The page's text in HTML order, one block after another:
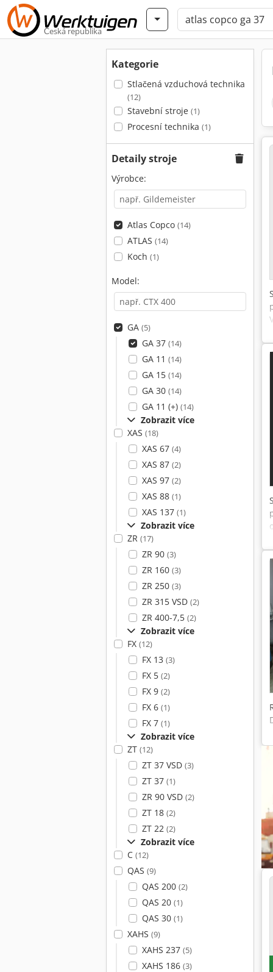
Česká republika
Kategorie
Stlačená vzduchová technika
(12)
Stavební stroje (1)
Procesní technika (1)
Detaily stroje
Výrobce:
Atlas Copco (14)
ATLAS (14)
Koch (1)
Model:
GA (5)
GA 37 (14)
GA 11 (14)
GA 15 (14)
GA 30 (14)
GA 11 (+) (14)
Zobrazit více
XAS (18)
XAS 67 (4)
XAS 87 (2)
XAS 97 (2)
XAS 88 (1)
XAS 137 (1)
Zobrazit více
ZR (17)
ZR 90 (3)
ZR 160 (3)
ZR 250 (3)
ZR 315 VSD (2)
ZR 400-7,5 (2)
Zobrazit více
FX (12)
FX 13 (3)
FX 5 (2)
FX 9 (2)
FX 6 (1)
FX 7 (1)
Zobrazit více
ZT (12)
ZT 37 VSD (3)
ZT 37 (1)
ZR 90 VSD (2)
ZT 18 (2)
ZT 22 (2)
Zobrazit více
C (12)
QAS (9)
QAS 200 (2)
QAS 20 (1)
QAS 30 (1)
XAHS (9)
XAHS 237 (5)
XAHS 186 (3)